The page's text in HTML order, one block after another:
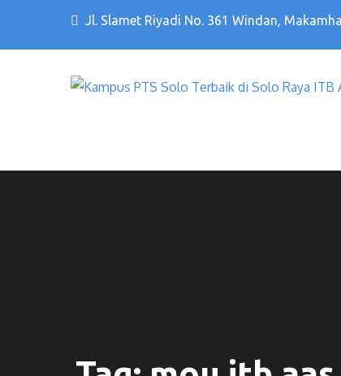
Jl. Slamet Riyadi No. 361 Windan,